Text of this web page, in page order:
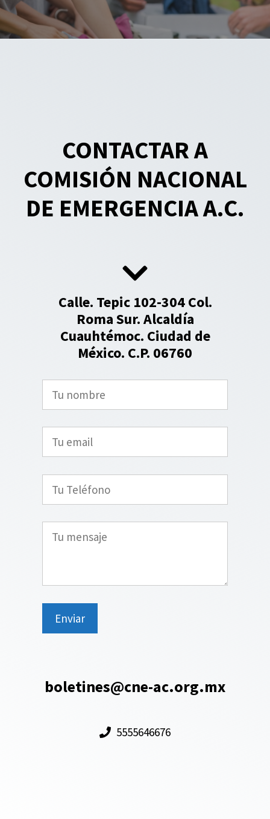
CONTACTAR A
COMISIÓN NACIONAL
DE EMERGENCIA A.C.
Calle. Tepic 102-304 Col.
Roma Sur. Alcaldía
Cuauhtémoc. Ciudad de
México. C.P. 06760
boletines@cne-ac.org.mx
5555646676